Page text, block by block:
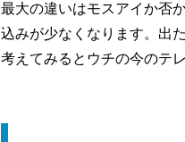
最大の違いはモスアイか否
込みが少なくなります。出
考えてみるとウチの今のテ